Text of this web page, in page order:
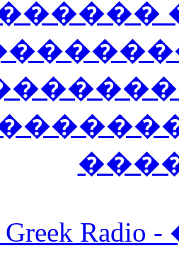
Greek